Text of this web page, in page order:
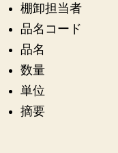
棚卸担当者
品名コード
品名
数量
単位
摘要